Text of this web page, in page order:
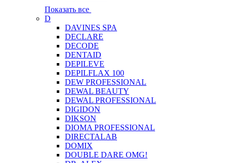
Показать все
D
DAVINES SPA
DECLARE
DECODE
DENTAID
DEPILEVE
DEPILFLAX 100
DEW PROFESSIONAL
DEWAL BEAUTY
DEWAL PROFESSIONAL
DIGIDON
DIKSON
DIOMA PROFESSIONAL
DIRECTALAB
DOMIX
DOUBLE DARE OMG!